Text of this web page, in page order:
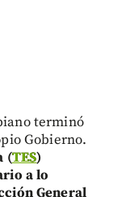
terminó
Gobierno.
(TES)
a lo
General